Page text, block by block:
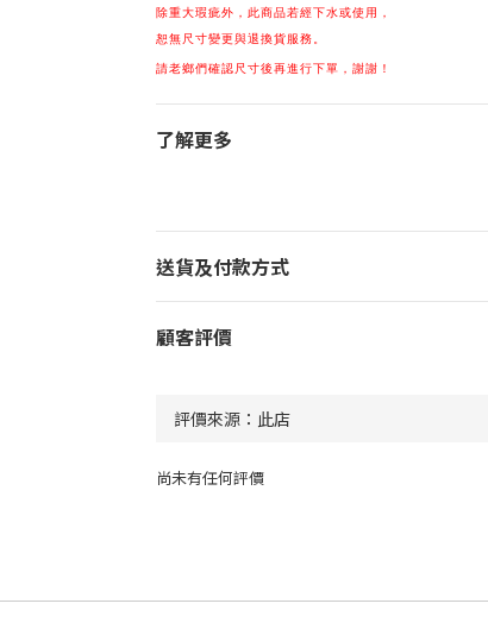
除重大瑕疵外， 此商品若經下水或使用，
恕無尺寸變更與退換貨服務。
請老鄉們確認尺寸後再進行下單，謝謝！
了解更多
送貨及付款方式
顧客評價
尚未有任何評價